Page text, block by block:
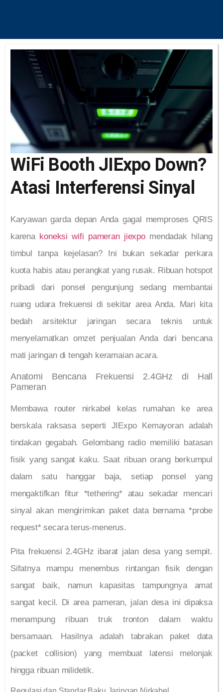
WiFi Booth JIExpo Down?
Atasi Interferensi Sinyal
Karyawan garda depan Anda gagal memproses QRIS
karena koneksi wifi pameran jiexpomendadak hilang
timbul tanpa kejelasan? Ini bukan sekadar perkara
kuota habis atau perangkat yang rusak. Ribuan hotspot
pribadi dari ponsel pengunjung sedang membantai
ruang udara frekuensi di sekitar area Anda. Mari kita
bedah arsitektur jaringan secara teknis untuk
menyelamatkan omzet penjualan Anda dari bencana
mati jaringan di tengah keramaian acara.
Anatomi Bencana Frekuensi 2.4GHz di Hall
Pameran
Membawa router nirkabel kelas rumahan ke area
berskala raksasa seperti JIExpo Kemayoran adalah
tindakan gegabah. Gelombang radio memiliki batasan
fisik yang sangat kaku. Saat ribuan orang berkumpul
dalam satu hanggar baja, setiap ponsel yang
mengaktifkan fitur *tethering* atau sekadar mencari
sinyal akan mengirimkan paket data bernama *probe
request* secara terus-menerus.
Pita frekuensi 2.4GHz ibarat jalan desa yang sempit.
Sifatnya mampu menembus rintangan fisik dengan
sangat baik, namun kapasitas tampungnya amat
sangat kecil. Di area pameran, jalan desa ini dipaksa
menampung ribuan truk tronton dalam waktu
bersamaan. Hasilnya adalah tabrakan paket data
(packet collision) yang membuat latensi melonjak
hingga ribuan milidetik.